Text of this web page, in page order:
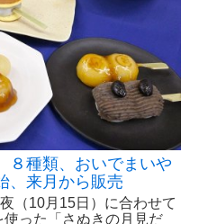
種類、おいでまいや
来月から販売
（10月15日）に合わせて
った「さぬきの月見だ